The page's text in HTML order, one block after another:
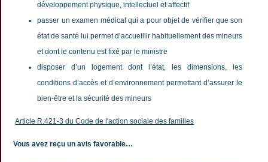
développement physique, intellectuel et affectif
passer un examen médical qui a pour objet de vérifier que son
état de santé lui permet d’accueillir habituellement des mineurs
et dont le contenu est fixé par le ministre
disposer d’un logement dont l’état, les dimensions, les
conditions d’accès et d’environnement permettant d’assurer le
bien-être et la sécurité des mineurs
Article R.421-3 du Code de l'action sociale des familles
Vous avez reçu un avis favorable…